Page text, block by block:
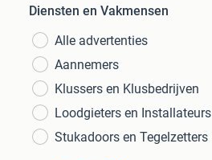
Diensten en Vakmensen
Alle advertenties
Aannemers
Klussers en Klusbedrijven
Loodgieters en Installateurs
Stukadoors en Tegelzetters